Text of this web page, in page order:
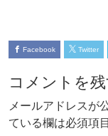
Facebook Twitter
コメントを
メールアドレスが
ている欄は必須項